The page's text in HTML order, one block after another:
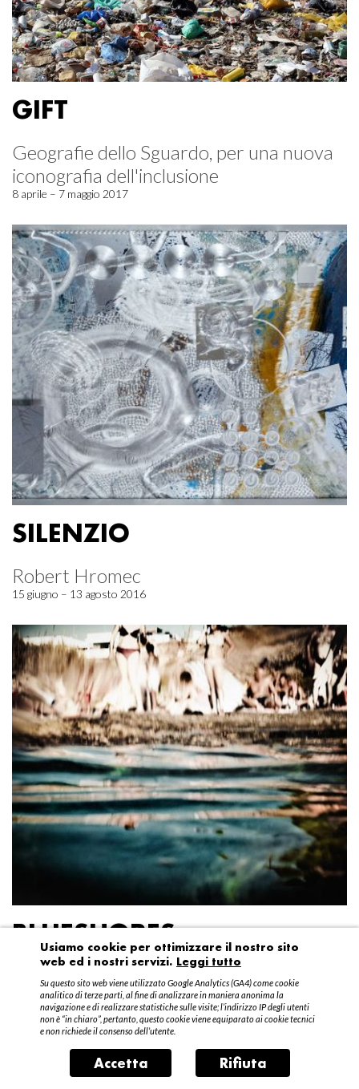
GIFT
Geografie dello Sguardo, per una nuova
iconografia dell'inclusione
8 aprile – 7 maggio 2017
SILENZIO
Robert Hromec
15 giugno – 13 agosto 2016
BLUESHORES
Federico Garibaldi
20 aprile – 15 maggio 2016
Usiamo cookie per ottimizzare il nostro sito
web ed i nostri servizi. Leggi tutto
Su questo sito web viene utilizzato Google Analytics (GA4) come cookie
analitico di terze parti, al fine di analizzare in maniera anonima la
navigazione e di realizzare statistiche sulle visite; l’indirizzo IP degli utenti
non è “in chiaro”, pertanto, questo cookie viene equiparato ai cookie tecnici
e non richiede il consenso dell’utente.
Accetta Rifiuta